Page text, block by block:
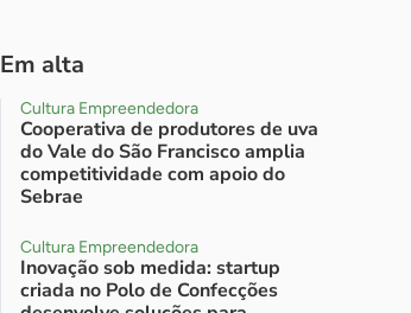
Em alta
Cultura Empreendedora
Cooperativa de produtores de uva
do Vale do São Francisco amplia
competitividade com apoio do
Sebrae
Cultura Empreendedora
Inovação sob medida: startup
criada no Polo de Confecções